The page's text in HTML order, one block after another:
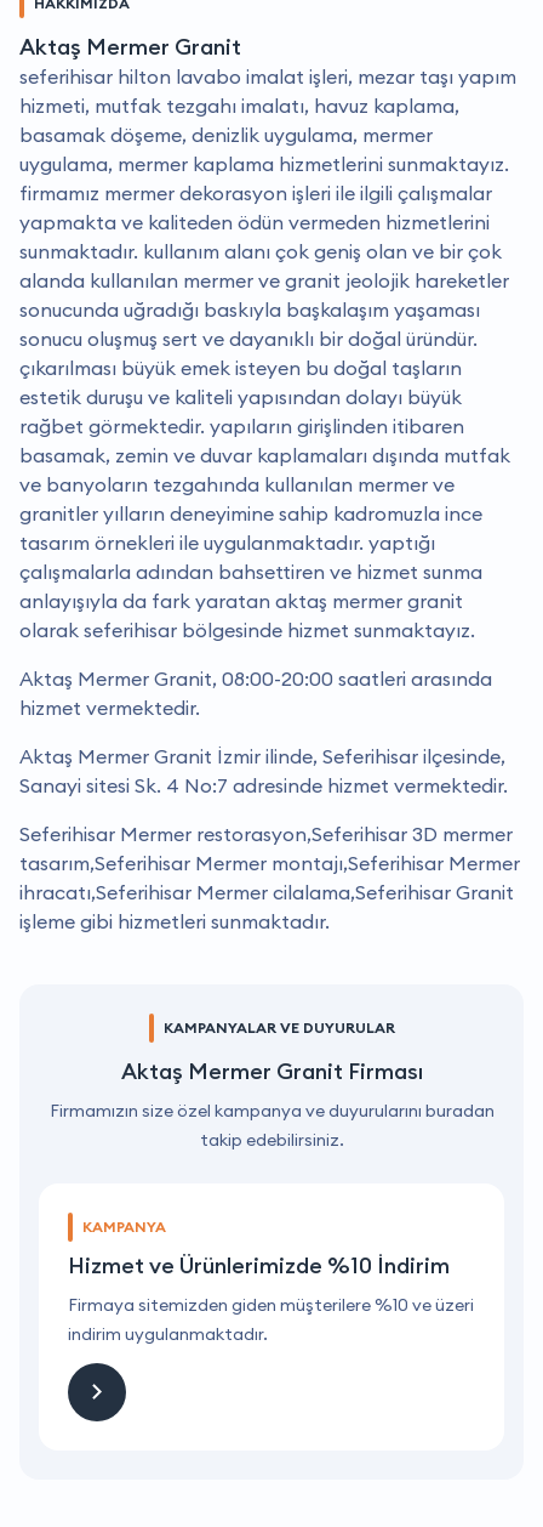
Aktaş Mermer Granit
seferihisar hilton lavabo imalat işleri, mezar taşı yapım
hizmeti, mutfak tezgahı imalatı, havuz kaplama,
basamak döşeme, denizlik uygulama, mermer
uygulama, mermer kaplama hizmetlerini sunmaktayız.
firmamız mermer dekorasyon işleri ile ilgili çalışmalar
yapmakta ve kaliteden ödün vermeden hizmetlerini
sunmaktadır. kullanım alanı çok geniş olan ve bir çok
alanda kullanılan mermer ve granit jeolojik hareketler
sonucunda uğradığı baskıyla başkalaşım yaşaması
sonucu oluşmuş sert ve dayanıklı bir doğal üründür.
çıkarılması büyük emek isteyen bu doğal taşların
estetik duruşu ve kaliteli yapısından dolayı büyük
rağbet görmektedir. yapıların girişlinden itibaren
basamak, zemin ve duvar kaplamaları dışında mutfak
ve banyoların tezgahında kullanılan mermer ve
granitler yılların deneyimine sahip kadromuzla ince
tasarım örnekleri ile uygulanmaktadır. yaptığı
çalışmalarla adından bahsettiren ve hizmet sunma
anlayışıyla da fark yaratan aktaş mermer granit
olarak seferihisar bölgesinde hizmet sunmaktayız.
Aktaş Mermer Granit, 08:00-20:00 saatleri arasında
hizmet vermektedir.
Aktaş Mermer Granit İzmir ilinde, Seferihisar ilçesinde,
Sanayi sitesi Sk. 4 No:7 adresinde hizmet vermektedir.
Seferihisar Mermer restorasyon,Seferihisar 3D mermer
tasarım,Seferihisar Mermer montajı,Seferihisar Mermer
ihracatı,Seferihisar Mermer cilalama,Seferihisar Granit
işleme gibi hizmetleri sunmaktadır.
KAMPANYALAR VE DUYURULAR
Aktaş Mermer Granit Firması
Firmamızın size özel kampanya ve duyurularını buradan
takip edebilirsiniz.
KAMPANYA
Hizmet ve Ürünlerimizde %10 İndirim
Firmaya sitemizden giden müşterilere %10 ve üzeri
indirim uygulanmaktadır.